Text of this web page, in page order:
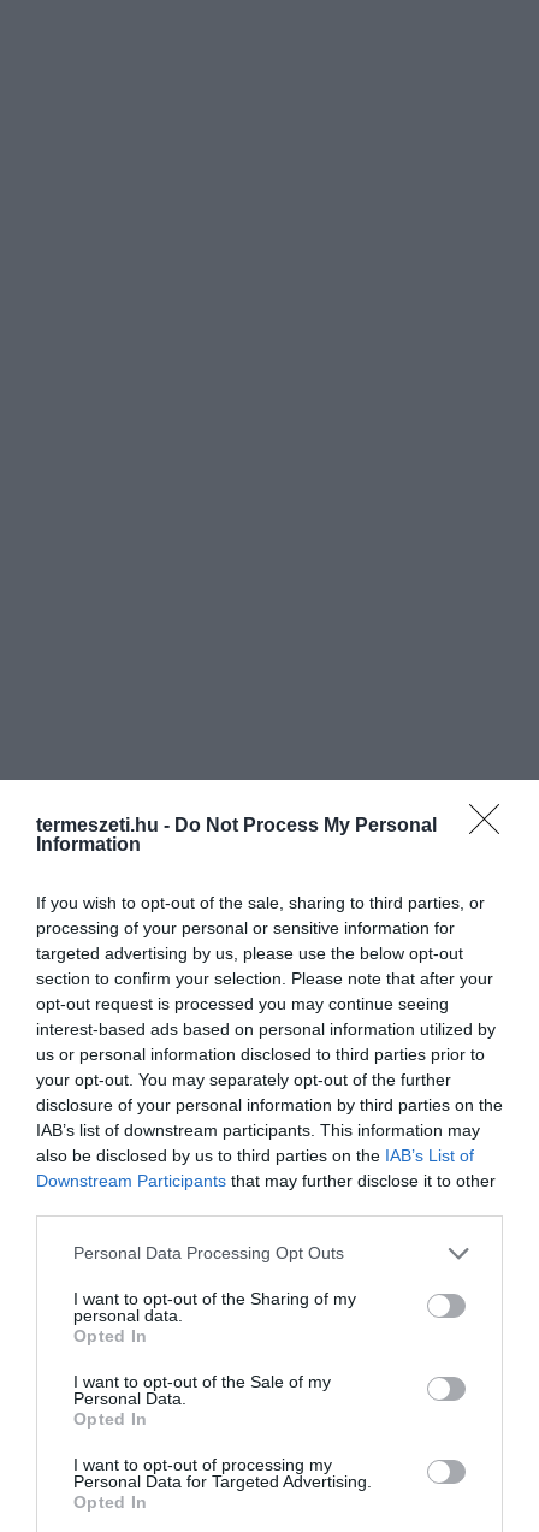
termeszeti.hu - Do Not Process My Personal
Information
If you wish to opt-out of the sale, sharing to third parties, or
processing of your personal or sensitive information for
targeted advertising by us, please use the below opt-out
section to confirm your selection. Please note that after your
opt-out request is processed you may continue seeing
interest-based ads based on personal information utilized by
us or personal information disclosed to third parties prior to
your opt-out. You may separately opt-out of the further
disclosure of your personal information by third parties on the
IAB’s list of downstream participants. This information may
also be disclosed by us to third parties on the IAB’s List of
Downstream Participants that may further disclose it to other
Please note that this website/app uses one or more Google
not limited to your visit or usage behaviour. You may click to
grant or deny consent to Google and its third-party tags to
use your data for below specified purposes in below Google
consent section.
Personal Data Processing Opt Outs
I want to opt-out of the Sharing of my
personal data.
Opted In
I want to opt-out of the Sale of my
Personal Data.
Opted In
I want to opt-out of processing my
Personal Data for Targeted Advertising.
Opted In